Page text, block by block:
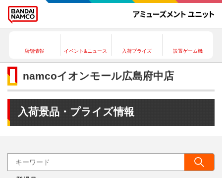
店舗情報 イベント&ニュース 入荷プライズ 設置ゲーム機
namcoイオンモール広島府中店
入荷景品・プライズ情報